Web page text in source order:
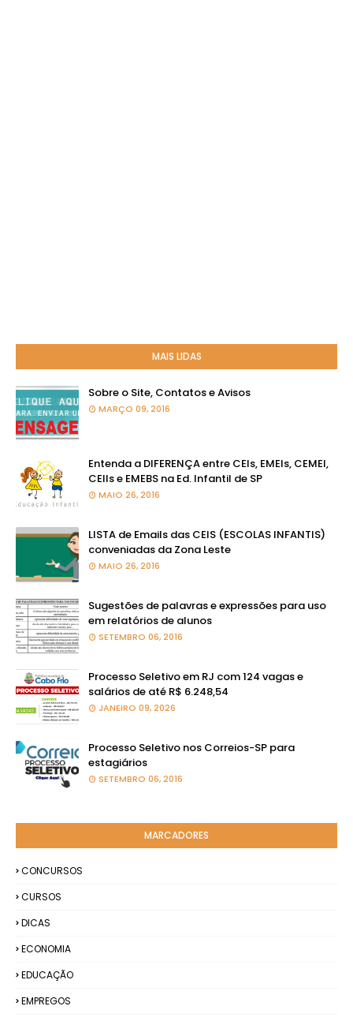
MAIS LIDAS
Sobre o Site, Contatos e Avisos
MARÇO 09, 2016
Entenda a DIFERENÇA entre CEIs, EMEIs, CEMEI,
CEIIs e EMEBS na Ed. Infantil de SP
MAIO 26, 2016
LISTA de Emails das CEIS (ESCOLAS INFANTIS)
conveniadas da Zona Leste
MAIO 26, 2016
Sugestões de palavras e expressões para uso
em relatórios de alunos
SETEMBRO 06, 2016
Processo Seletivo em RJ com 124 vagas e
salários de até R$ 6.248,54
JANEIRO 09, 2026
Processo Seletivo nos Correios-SP para
estagiários
SETEMBRO 06, 2016
MARCADORES
CONCURSOS
CURSOS
DICAS
ECONOMIA
EDUCAÇÃO
EMPREGOS